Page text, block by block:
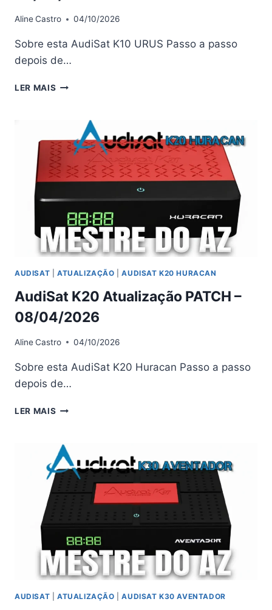
AlineCastro 04/10/2026
Sobre esta AudiSat K10 URUS Passo a passo
depois de…
LER MAIS AUDISAT
08/04/2026
AUDISAT ATUALIZAÇÃO |AUDISAT K20 HURACAN
AudiSat K20 Atualização PATCH –
08/04/2026
AlineCastro 04/10/2026
Sobre esta AudiSat K20 Huracan Passo a passo
depois de…
LER MAIS AUDISAT
PATCH
–
08/04/2026
AUDISAT ATUALIZAÇÃO |AUDISAT K30 AVENTADOR